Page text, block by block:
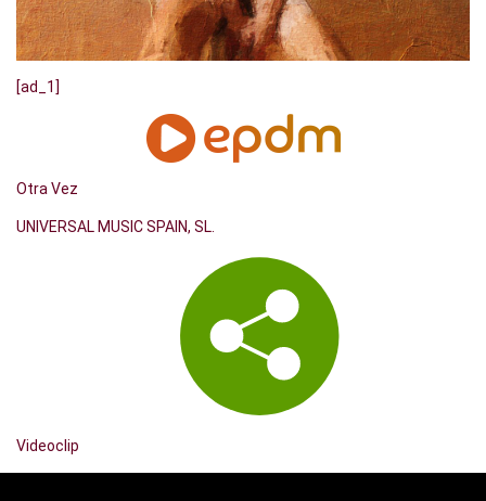
[ad_1]
Otra Vez
UNIVERSAL MUSIC SPAIN, SL.
Videoclip